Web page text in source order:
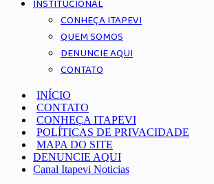
INSTITUCIONAL
CONHEÇA ITAPEVI
QUEM SOMOS
DENUNCIE AQUI
CONTATO
INÍCIO
CONTATO
CONHEÇA ITAPEVI
POLÍTICAS DE PRIVACIDADE
MAPA DO SITE
DENUNCIE AQUI
Canal Itapevi Noticias